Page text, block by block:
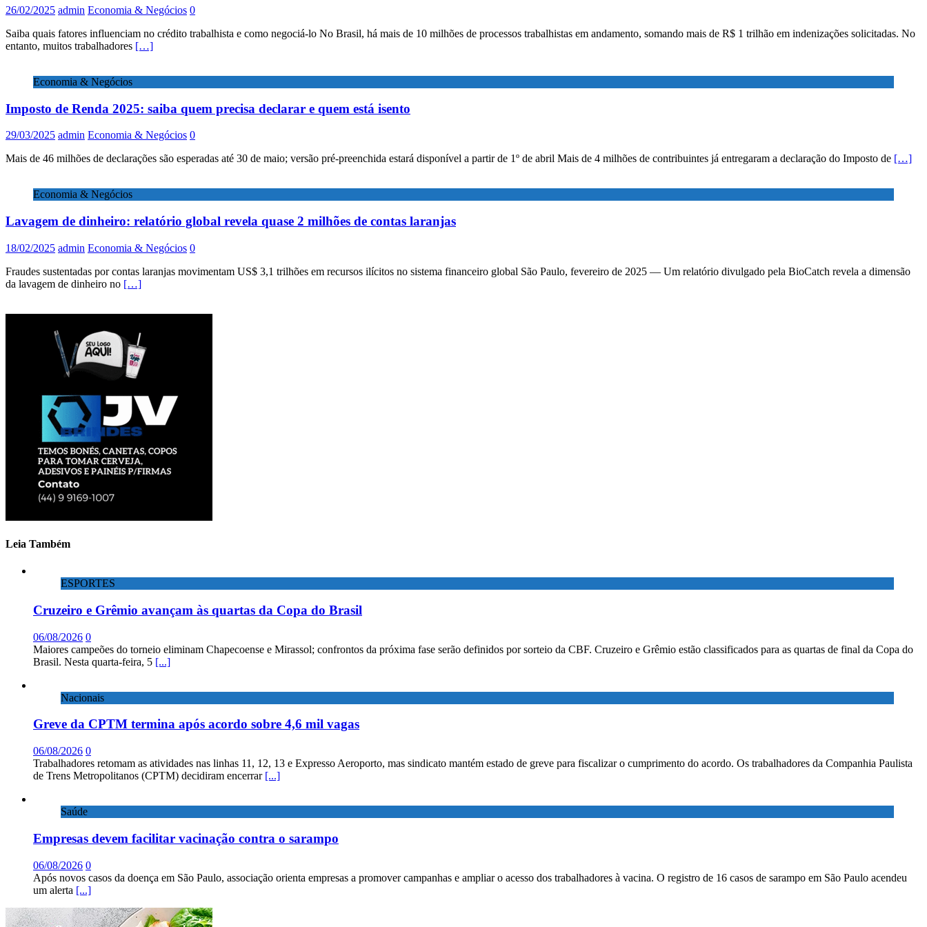
26/02/2025 admin Economia & Negócios 0
Saiba quais fatores influenciam no crédito trabalhista e como negociá-lo No Brasil, há mais de 10 milhões de processos trabalhistas em andamento, somando mais de R$ 1 trilhão em indenizações solicitadas. No
entanto, muitos trabalhadores […]
Economia & Negócios
Imposto de Renda 2025: saiba quem precisa declarar e quem está isento
29/03/2025 admin Economia & Negócios 0
Mais de 46 milhões de declarações são esperadas até 30 de maio; versão pré-preenchida estará disponível a partir de 1º de abril Mais de 4 milhões de contribuintes já entregaram a declaração do Imposto de […]
Economia & Negócios
Lavagem de dinheiro: relatório global revela quase 2 milhões de contas laranjas
18/02/2025 admin Economia & Negócios 0
Fraudes sustentadas por contas laranjas movimentam US$ 3,1 trilhões em recursos ilícitos no sistema financeiro global São Paulo, fevereiro de 2025 — Um relatório divulgado pela BioCatch revela a dimensão
da lavagem de dinheiro no […]
Leia Também
ESPORTES
Cruzeiro e Grêmio avançam às quartas da Copa do Brasil
06/08/2026 0
Maiores campeões do torneio eliminam Chapecoense e Mirassol; confrontos da próxima fase serão definidos por sorteio da CBF. Cruzeiro e Grêmio estão classificados para as quartas de final da Copa do
Brasil. Nesta quarta-feira, 5 [...]
Nacionais
Greve da CPTM termina após acordo sobre 4,6 mil vagas
06/08/2026 0
Trabalhadores retomam as atividades nas linhas 11, 12, 13 e Expresso Aeroporto, mas sindicato mantém estado de greve para fiscalizar o cumprimento do acordo. Os trabalhadores da Companhia Paulista
de Trens Metropolitanos (CPTM) decidiram encerrar [...]
Saúde
Empresas devem facilitar vacinação contra o sarampo
06/08/2026 0
Após novos casos da doença em São Paulo, associação orienta empresas a promover campanhas e ampliar o acesso dos trabalhadores à vacina. O registro de 16 casos de sarampo em São Paulo acendeu
um alerta [...]